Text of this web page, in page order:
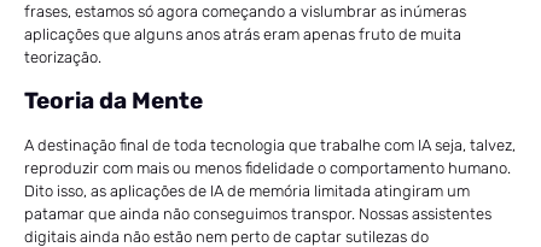
frases, estamos só agora começando a vislumbrar as inúmeras
aplicações que alguns anos atrás eram apenas fruto de muita
teorização.
Teoria da Mente
A destinação final de toda tecnologia que trabalhe com IA seja, talvez,
reproduzir com mais ou menos fidelidade o comportamento humano.
Dito isso, as aplicações de IA de memória limitada atingiram um
patamar que ainda não conseguimos transpor. Nossas assistentes
digitais ainda não estão nem perto de captar sutilezas do